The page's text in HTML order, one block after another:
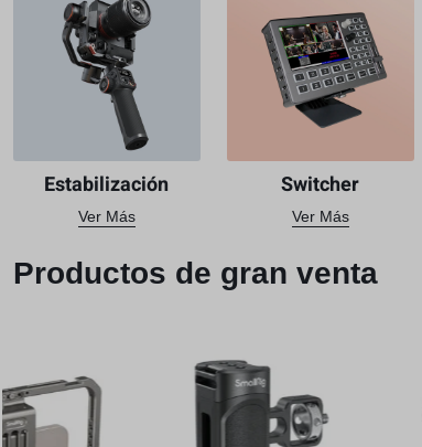
Estabilización
Ver Más
Switcher
Ver Más
Productos de gran venta